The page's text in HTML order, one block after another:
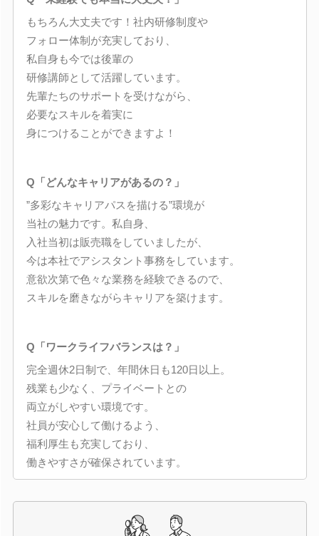
もちろん大丈夫です！社内研修制度や
フォロー体制が充実しており、
私自身も今では後輩の
研修講師として活躍しています。
先輩たちのサポートを受けながら、
必要なスキルを着実に
身につけることができますよ！
Q「どんなキャリアがあるの？」
”多彩なキャリアパスを描ける”環境が
当社の魅力です。私自身、
入社当初は販売職をしていましたが、
今は本社でアシスタント事務をしています。
意欲次第で色々な業務を経験できるので、
スキルを磨きながらキャリアを築けます。
Q「ワークライフバランスは？」
完全週休2日制で、年間休日も120日以上。
残業も少なく、プライベートとの
両立がしやすい環境です。
社員が安心して働けるよう、
福利厚生も充実しており、
働きやすさが確保されています。